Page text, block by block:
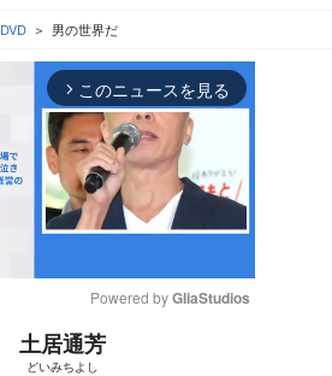
DVD 男の世界だ
arrow_forward_ios このニュースを見る
Powered by GliaStudios
土居通芳
どいみちよし